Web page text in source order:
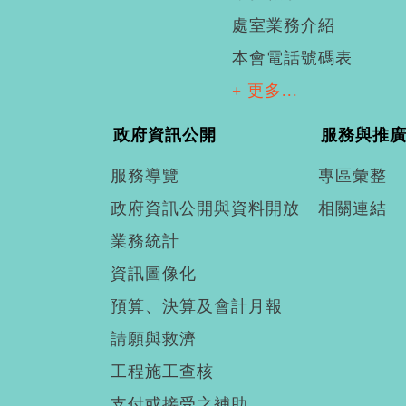
處室業務介紹
本會電話號碼表
+ 更多...
政府資訊公開
服務導覽
政府資訊公開與資料開放
業務統計
資訊圖像化
預算、決算及會計月報
請願與救濟
工程施工查核
服務與推廣
專區彙整
相關連結